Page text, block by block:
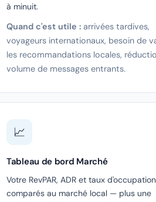
à minuit.
Quand c'est utile : arrivées tardives,
voyageurs internationaux, besoin de
les recommandations locales,
volume de messages entrants.
📈
Tableau de bord Marché
Votre RevPAR, ADR et taux d'occupation
comparés au marché local — plus une